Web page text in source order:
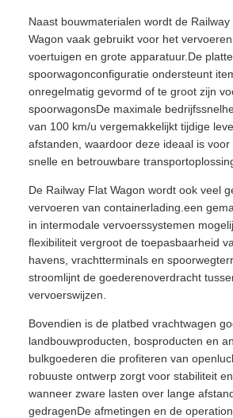
Naast bouwmaterialen wordt de
Wagon vaak gebruikt voor het
voertuigen en grote apparatuur.De platte
spoorwagonconfiguratie ondersteunt
onregelmatig gevormd of te groot zijn
spoorwagonsDe maximale
van 100 km/u vergemakkelijkt tijdige
afstanden, waardoor deze ideaal is
snelle en betrouwbare
De Railway Flat Wagon wordt ook veel
vervoeren van containerlading.een
in intermodale vervoerssystemen
flexibiliteit vergroot de toepasbaarheid
havens, vrachtterminals en
stroomlijnt de goederenoverdracht
vervoerswijzen.
Bovendien is de platbed vrachtwagen
landbouwproducten, bosproducten en
bulkgoederen die profiteren van
robuuste ontwerp zorgt voor stabiliteit
wanneer zware lasten over lange
gedragenDe afmetingen en de